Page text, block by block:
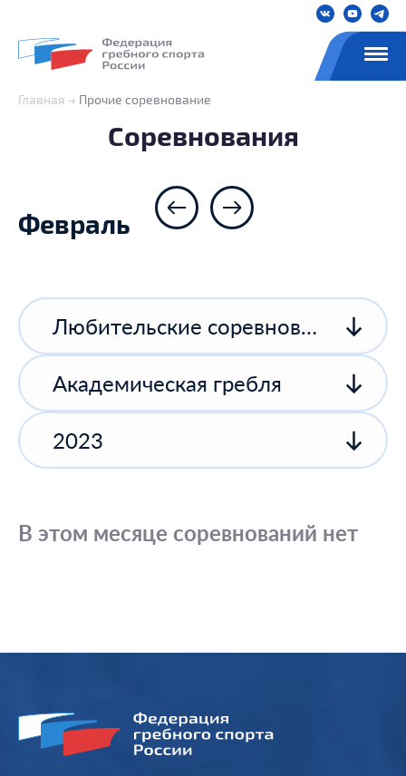
Главная Прочие соревнование
Соревнования
Февраль
Любительские соревнования
Академическая гребля
2023
В этом месяце соревнований нет